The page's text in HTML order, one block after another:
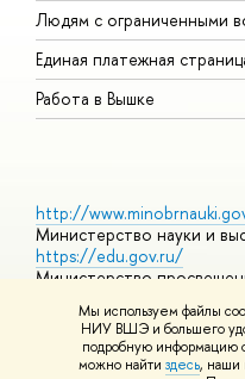
Мы используем файлы
НИУ ВШЭ и большего
подробную информацию
можно найти здесь, наши
Людям с ограниченными
Единая платежная
Работа в Вышке
http://
Министерство науки и
https://edu.gov.ru/
Министерство
Массовые открытые